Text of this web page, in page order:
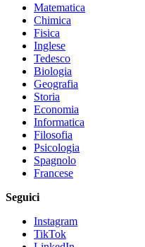
Matematica
Chimica
Fisica
Inglese
Tedesco
Biologia
Geografia
Storia
Economia
Informatica
Filosofia
Psicologia
Spagnolo
Francese
Seguici
Instagram
TikTok